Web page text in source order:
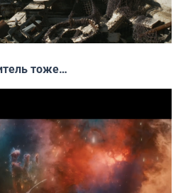
тоже…